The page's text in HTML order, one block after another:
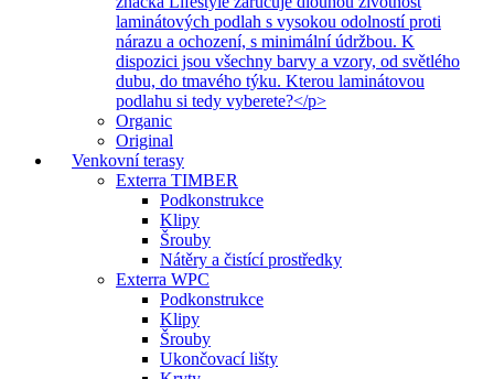
laminátových podlah s vysokou odolností proti
nárazu a ochození, s minimální údržbou. K
dispozici jsou všechny barvy a vzory, od světlého
dubu, do tmavého týku. Kterou laminátovou
podlahu si tedy vyberete?</p>
Organic
Original
Venkovní terasy
Exterra TIMBER
Podkonstrukce
Klipy
Šrouby
Nátěry a čistící prostředky
Exterra WPC
Podkonstrukce
Klipy
Šrouby
Ukončovací lišty